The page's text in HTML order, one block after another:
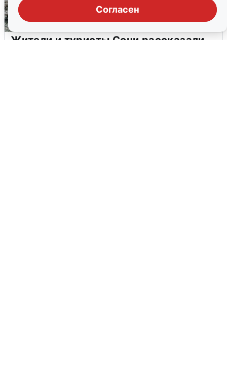
Согласен
Жители и туристы Сочи рассказали